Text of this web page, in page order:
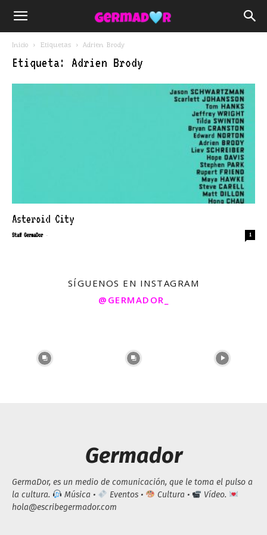
Inicio Etiquetas Adrien Brody
Etiqueta: Adrien Brody
Asteroid City
Staff GermaDor - 1
SÍGUENOS EN INSTAGRAM
@GERMADOR_
Germador
GermaDor, es un medio de comunicación, que le toma el pulso a
la cultura.
Música • Eventos • Cultura •
Vídeo.
hola@escribegermador.com